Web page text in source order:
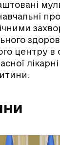
центру в
.